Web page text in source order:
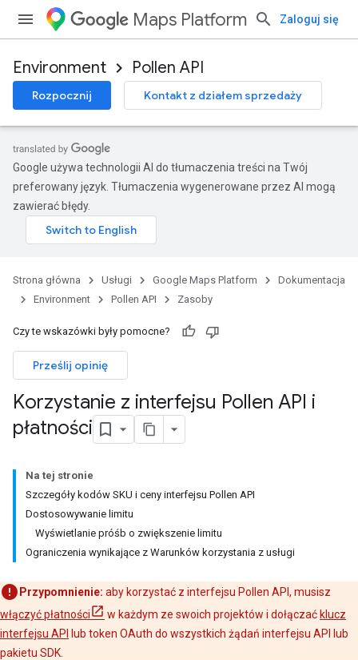
Maps Platform Zaloguj się
Environment Pollen API
Rozpocznij Kontakt z działem sprzedaży
Google używa technologii AI do tłumaczenia treści na Twój
preferowany język. Tłumaczenia wygenerowane przez AI mogą
zawierać błędy.
Strona główna Usługi Google Maps Platform
Dokumentacja
Environment
Pollen API Zasoby
Czy te wskazówki były pomocne?
Prześlij opinię
Korzystanie z interfejsu Pollen API i
płatności
Na tej stronie
Szczegóły kodów SKU i ceny interfejsu Pollen API
Dostosowywanie limitu
Wyświetlanie próśb o zwiększenie limitu
Ograniczenia wynikające z Warunków korzystania z usługi
Przypomnienie: aby korzystać z interfejsu Pollen API, musisz
włączyć płatności
w każdym ze swoich projektów i dołączać klucz
interfejsu API
lub token OAuth do wszystkich żądań interfejsu API lub
pakietu SDK.